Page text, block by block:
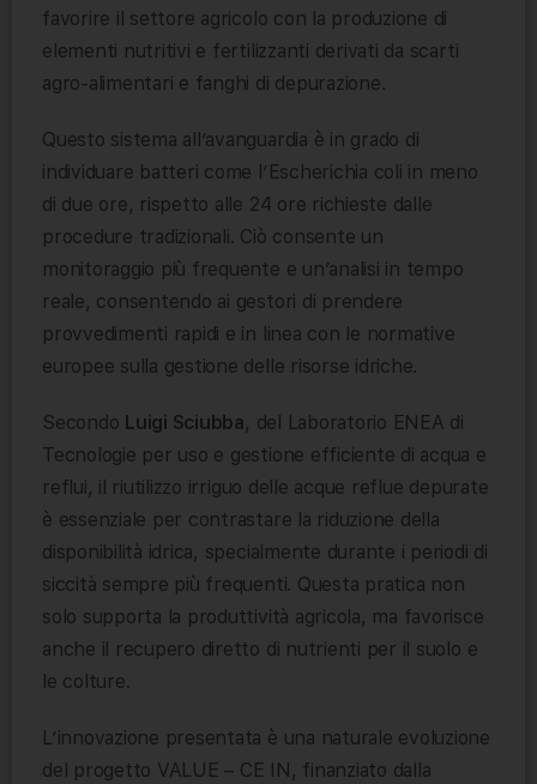
favorire il settore agricolo con la produzione di
elementi nutritivi e fertilizzanti derivati da scarti
agro-alimentari e fanghi di depurazione.
Questo sistema all’avanguardia è in grado di
individuare batteri come l’Escherichia coli in meno
di due ore, rispetto alle 24 ore richieste dalle
procedure tradizionali. Ciò consente un
monitoraggio più frequente e un’analisi in tempo
reale, consentendo ai gestori di prendere
provvedimenti rapidi e in linea con le normative
europee sulla gestione delle risorse idriche.
Secondo Luigi Sciubba, del Laboratorio ENEA di
Tecnologie per uso e gestione efficiente di acqua e
reflui, il riutilizzo irriguo delle acque reflue depurate
è essenziale per contrastare la riduzione della
disponibilità idrica, specialmente durante i periodi di
siccità sempre più frequenti. Questa pratica non
solo supporta la produttività agricola, ma favorisce
anche il recupero diretto di nutrienti per il suolo e
le colture.
L’innovazione presentata è una naturale evoluzione
del progetto VALUE – CE IN, finanziato dalla